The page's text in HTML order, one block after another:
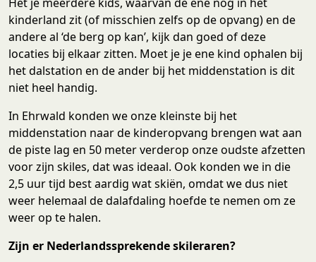
kinderland zit (of misschien zelfs op de opvang) en de
andere al ‘de berg op kan’, kijk dan goed of deze
locaties bij elkaar zitten. Moet je je ene kind ophalen bij
het dalstation en de ander bij het middenstation is dit
niet heel handig.
In Ehrwald konden we onze kleinste bij het
middenstation naar de kinderopvang brengen wat aan
de piste lag en 50 meter verderop onze oudste afzetten
voor zijn skiles, dat was ideaal. Ook konden we in die
2,5 uur tijd best aardig wat skiën, omdat we dus niet
weer helemaal de dalafdaling hoefde te nemen om ze
weer op te halen.
Zijn er Nederlandssprekende skileraren?